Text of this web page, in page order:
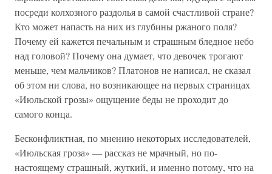
посреди колхозного раздолья в самой счастливой стране?
Кто может напасть на них из глубины ржаного поля?
Почему ей кажется печальным и страшным бледное небо
над головой? Почему она думает, что девочек трогают
меньше, чем мальчиков? Платонов не написал, не сказал
об этом ни слова, но возникающее на первых страницах
«Июльской грозы» ощущение беды не проходит до
самого конца.
Бесконфликтная, по мнению некоторых исследователей,
«Июльская гроза» — рассказ не мрачный, но по-
настоящему страшный, жуткий, и именно потому, что на